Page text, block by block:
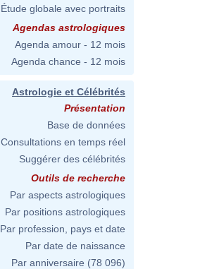
Étude globale avec portraits
Agendas astrologiques
Agenda amour - 12 mois
Agenda chance - 12 mois
Astrologie et Célébrités
Présentation
Base de données
Consultations en temps réel
Suggérer des célébrités
Outils de recherche
Par aspects astrologiques
Par positions astrologiques
Par profession, pays et date
Par date de naissance
Par anniversaire (78 096)